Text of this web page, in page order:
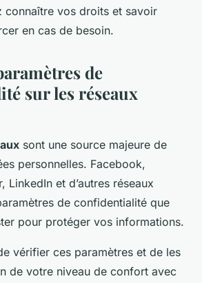
connaître vos droits et savoir
en cas de besoin.
de
sur les réseaux
sont une source majeure de
personnelles. Facebook,
LinkedIn et d’autres réseaux
de confidentialité que
pour protéger vos informations.
vérifier ces paramètres et de les
de votre niveau de confort avec